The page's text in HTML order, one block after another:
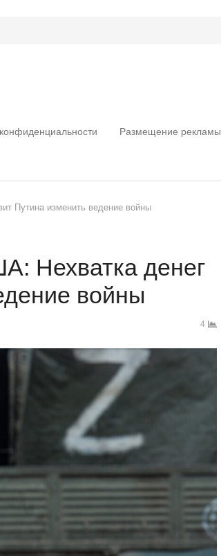
Размещение рекламы
Путина изменить ведение войны
Нехватка денег
войны
4